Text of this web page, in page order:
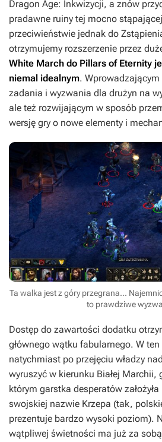
Dragon Age: Inkwizycji, a znów
pradawne ruiny tej mocno
przeciwieństwie jednak do
otrzymujemy rozszerzenie przez
White March do Pillars of Eternity
niemal idealnym.
zadania i wyzwania dla drużyn na
ale też rozwijającym w sposób
wersję gry o nowe elementy i
Ta walka jest z góry przegrana...
to prawdziwe
Dostęp do zawartości dodatku
głównego wątku fabularnego. W ten
natychmiast po przejęciu władzy
wyruszyć w kierunku Białej Marchii,
którym garstka desperatów
swojskiej nazwie Krzepa (tak,
prezentuje bardzo wysoki poziom).
wątpliwej świetności ma już za